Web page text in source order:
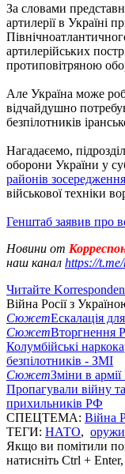
За словами
артилерії в Україні
артилерійських
протиповітряною
Але Україна може
відчайдушно
безпілотників
Нагадаєемо,
оборони України у
районів зосередження
військової техніки
Генштаб заявив про
Новини от
наш канал https://
Читайте
Війна Росії з
СюжетЕскалація
СюжетВторгнення
Колумбійські
безпілотників - ЗМІ
СюжетЗміни в
Пропагували війну
прихильників РФ
СПЕЦТЕМА: Війна
ТЕГИ: НАТО,
Якщо ви помітили
натисніть Ctrl +